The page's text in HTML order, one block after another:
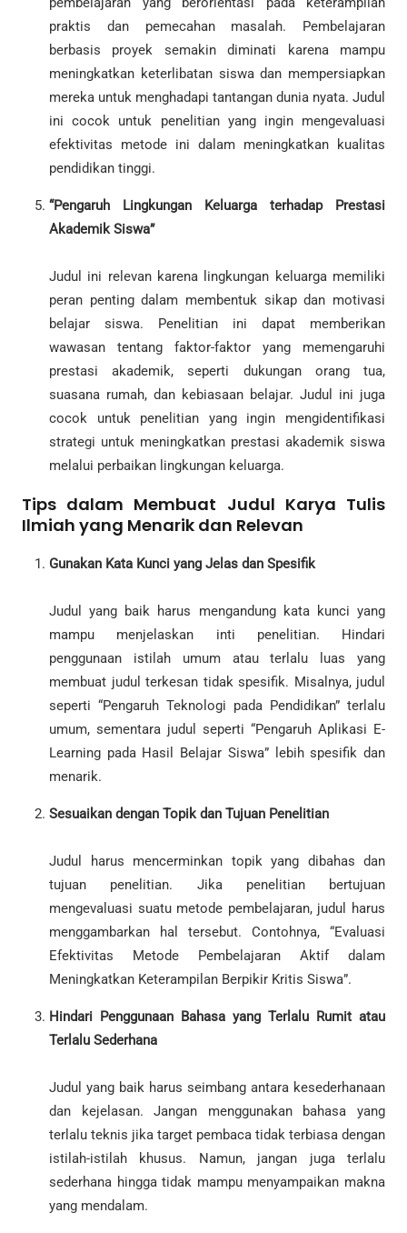
praktis dan pemecahan masalah. Pembelajaran
berbasis proyek semakin diminati karena mampu
meningkatkan keterlibatan siswa dan mempersiapkan
mereka untuk menghadapi tantangan dunia nyata. Judul
ini cocok untuk penelitian yang ingin mengevaluasi
efektivitas metode ini dalam meningkatkan kualitas
pendidikan tinggi.
“Pengaruh Lingkungan Keluarga terhadap Prestasi
Akademik Siswa”
Judul ini relevan karena lingkungan keluarga memiliki
peran penting dalam membentuk sikap dan motivasi
belajar siswa. Penelitian ini dapat memberikan
wawasan tentang faktor-faktor yang memengaruhi
prestasi akademik, seperti dukungan orang tua,
suasana rumah, dan kebiasaan belajar. Judul ini juga
cocok untuk penelitian yang ingin mengidentifikasi
strategi untuk meningkatkan prestasi akademik siswa
melalui perbaikan lingkungan keluarga.
Tips dalam Membuat Judul Karya Tulis
Ilmiah yang Menarik dan Relevan
Gunakan Kata Kunci yang Jelas dan Spesifik
Judul yang baik harus mengandung kata kunci yang
mampu menjelaskan inti penelitian. Hindari
penggunaan istilah umum atau terlalu luas yang
membuat judul terkesan tidak spesifik. Misalnya, judul
seperti “Pengaruh Teknologi pada Pendidikan” terlalu
umum, sementara judul seperti “Pengaruh Aplikasi E-
Learning pada Hasil Belajar Siswa” lebih spesifik dan
menarik.
Sesuaikan dengan Topik dan Tujuan Penelitian
Judul harus mencerminkan topik yang dibahas dan
tujuan penelitian. Jika penelitian bertujuan
mengevaluasi suatu metode pembelajaran, judul harus
menggambarkan hal tersebut. Contohnya, “Evaluasi
Efektivitas Metode Pembelajaran Aktif dalam
Meningkatkan Keterampilan Berpikir Kritis Siswa”.
Hindari Penggunaan Bahasa yang Terlalu Rumit atau
Terlalu Sederhana
Judul yang baik harus seimbang antara kesederhanaan
dan kejelasan. Jangan menggunakan bahasa yang
terlalu teknis jika target pembaca tidak terbiasa dengan
istilah-istilah khusus. Namun, jangan juga terlalu
sederhana hingga tidak mampu menyampaikan makna
yang mendalam.